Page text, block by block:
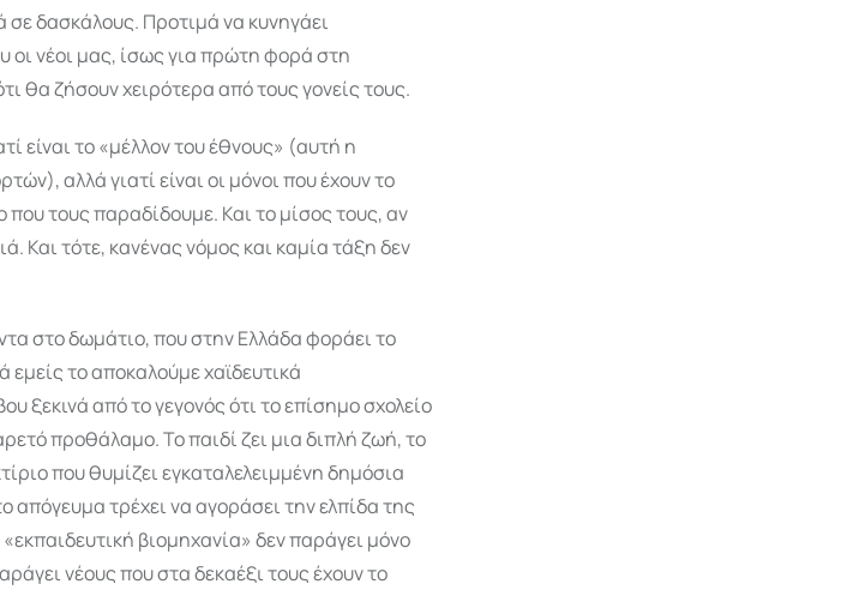
δασκάλους. Προτιμά να κυνηγάει
νέοι μας, ίσως για πρώτη φορά στη
θα ζήσουν χειρότερα από τους γονείς τους.
είναι το «μέλλον του έθνους» (αυτή η
αλλά γιατί είναι οι μόνοι που έχουν το
τους παραδίδουμε. Και το μίσος τους, αν
Και τότε, κανένας νόμος και καμία τάξη δεν
στο δωμάτιο, που στην Ελλάδα φοράει το
το αποκαλούμε χαϊδευτικά
ξεκινά από το γεγονός ότι το επίσημο σχολείο
προθάλαμο. Το παιδί ζει μια διπλή ζωή, το
που θυμίζει εγκαταλελειμμένη δημόσια
απόγευμα τρέχει να αγοράσει την ελπίδα της
βιομηχανία» δεν παράγει μόνο
νέους που στα δεκαέξι τους έχουν το